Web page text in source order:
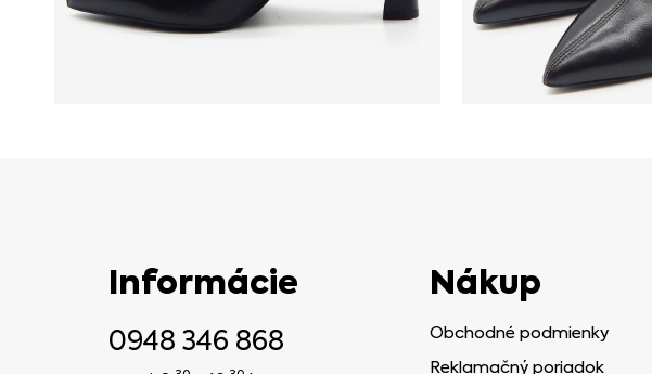
Informácie
0948 346 868
Nákup
Obchodné podmienky
Reklamačný poriadok